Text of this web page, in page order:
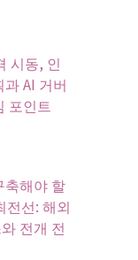
시동, 인
AI 거버
포인트
축해야 할
전선: 해외
전개 전